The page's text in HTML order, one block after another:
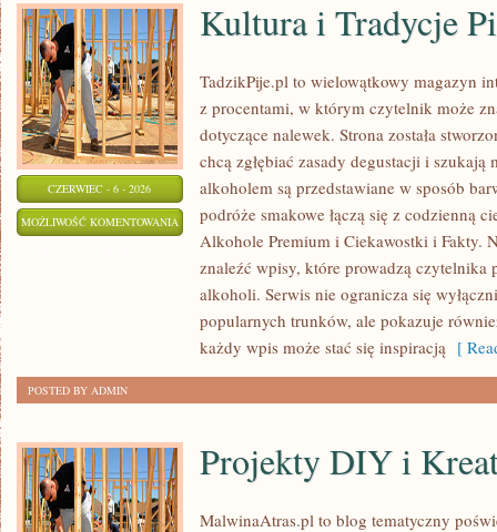
CZERWIEC - 6 - 2026
MOŻLIWOŚĆ KOMENTOWANIA KULTURA
TRADYCJE
PICIE
Kultura i Tradycje
TadzikPije.pl to wielowątkowy magazyn
z procentami, w którym czytelnik może
dotyczące nalewek. Strona została
chcą zgłębiać zasady degustacji i
alkoholem są przedstawiane w sposób
podróże smakowe łączą się z codzienną
Alkohole Premium i Ciekawostki i Fakty.
znaleźć wpisy, które prowadzą czytelnika
alkoholi. Serwis nie ogranicza się
popularnych trunków, ale pokazuje
każdy wpis może stać się inspiracją [
POSTED BY ADMIN
Projekty DIY i
MalwinaAtras.pl to blog tematyczny